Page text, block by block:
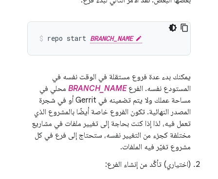
repo start BRANCH_NAME
يمكنك بدء عدة فروع مستقلة في الوقت نفسه في
المستودع نفسه. الفرعBRANCH_NAME محلي في
مساحة عملك ولا يتم تضمينه في Gerrit أو في شجرة
المصدر النهائية. تكون الفروع خاصة أيضًا بالمشروع الذي
تعمل فيه، لذا إذا كنت بحاجة إلى تغيير ملفات في مشاريع
مختلفة كجزء من التغيير نفسه، ستحتاج إلى فرع في كل
مشروع تغيّر فيه الملفات.
(اختياري) تأكَّد من إنشاء الفرع: